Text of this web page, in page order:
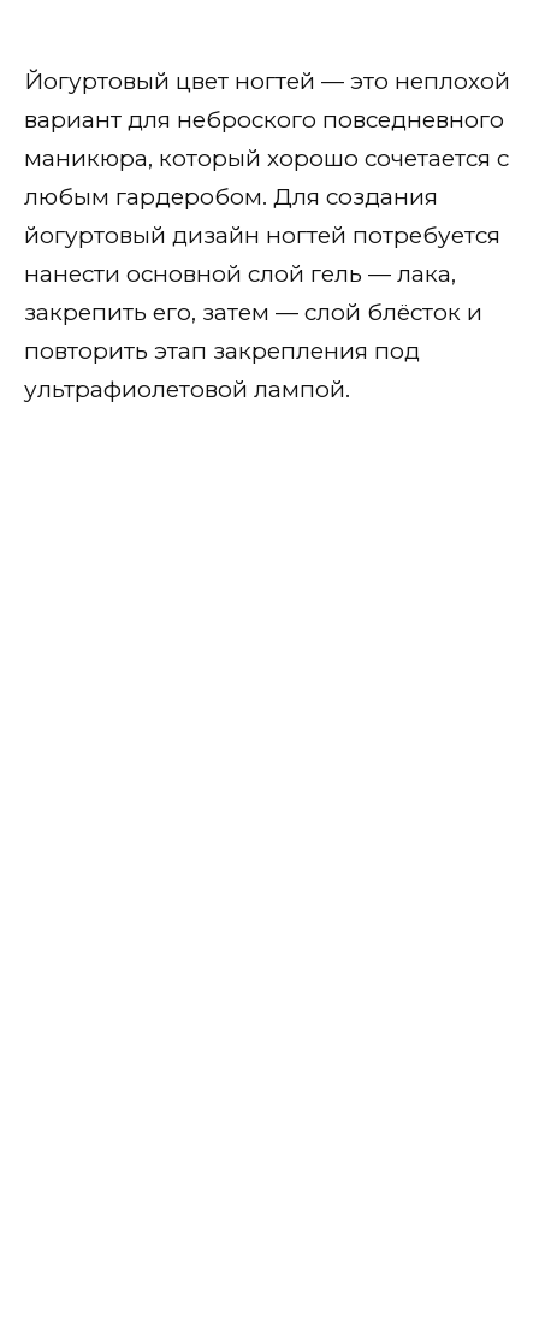
Йогуртовый цвет ногтей — это неплохой
вариант для неброского повседневного
маникюра, который хорошо сочетается с
любым гардеробом. Для создания
йогуртовый дизайн ногтей потребуется
нанести основной слой гель — лака,
закрепить его, затем — слой блёсток и
повторить этап закрепления под
ультрафиолетовой лампой.